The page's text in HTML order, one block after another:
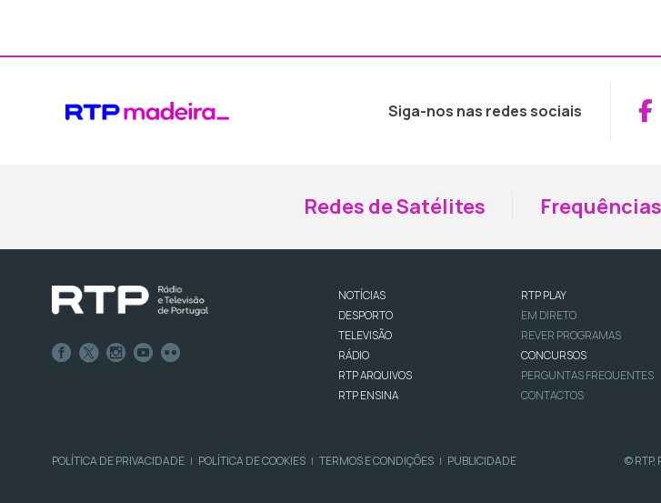
Siga-nos nas redes sociais
Redes de Satélites Frequências
NOTÍCIAS
DESPORTO
TELEVISÃO
RÁDIO
RTP ARQUIVOS
RTP ENSINA
RTP PLAY
EM DIRETO
REVER PROGRAMAS
CONCURSOS
PERGUNTAS FREQUENTES
CONTACTOS
POLÍTICA DE PRIVACIDADE | POLÍTICA DE COOKIES | TERMOS E CONDIÇÕES | PUBLICIDADE © RTP,